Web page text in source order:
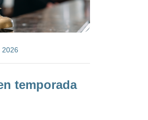
2026
temporada